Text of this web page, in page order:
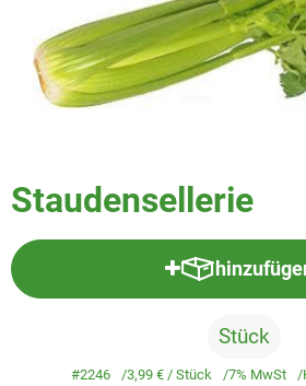
Veggie & Vegan
Backwaren
Trockensortiment
Natur-Drogerie
Großgebinde
Über uns
Staudensellerie
Produkt
Stück
#2246 3,99 € / Stück 7% MwSt